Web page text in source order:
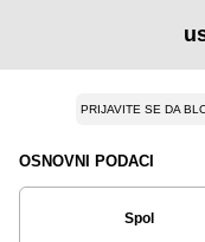
PRIJAVITE SE DA
OSNOVNI PODACI
Spol